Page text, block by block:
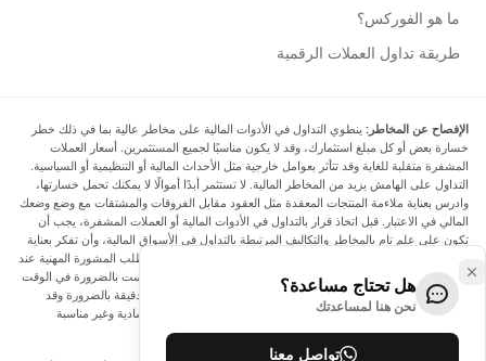
ما هو الفوركس؟
طريقة تداول العملات الرقمية
الإفصاح عن المخاطر: ينطوي التداول في الأدوات المالية على مخاطر عالية بما في ذلك خطر
خسارة بعض أو كل مبلغ استثمارك، وقد لا يكون مناسبًا لجميع المستثمرين. أسعار العملات
المشفرة متقلبة للغاية وقد تتأثر بعوامل خارجية مثل الأحداث المالية أو التنظيمية أو السياسية.
التداول على الهامش يزيد من المخاطر المالية. لا تستثمر أبدًا أموالًا لا يمكنك تحمل خسارتها،
وادرس بعناية ملاءمة المنتجات المعقدة مثل العقود مقابل الفروقات والمشتقات مع وضع وضعك
المالي في الاعتبار. قبل اتخاذ قرار بالتداول في الأدوات المالية أو العملات المشفرة، يجب أن
تكون على علم تام بالمخاطر والتكاليف المرتبطة بالتداول في الأسواق المالية، وأن تفكر بعناية
في أهدافك الاستثمارية ومستوى خبرتك ورغبتك في المخاطرة، وأن تطلب المشورة المهنية عند
الحاجة. تود Arincen أن تذكرك بأن البيانات الواردة في هذا الموقع ليست بالضرورة في الوقت
الفعلي وليست دقيقة. البيانات والأسعار الموجودة على الموقع ليست دقيقة بالضرورة وقد
تختلف عن السعر الفعلي في أي سوق معينة، مما يعني أن الأسعار إرشادية وغير مناسبة
لأغراض التداول.
هل تحتاج مساعدة؟
نحن هنا لمساعدتك
تواصل معنا